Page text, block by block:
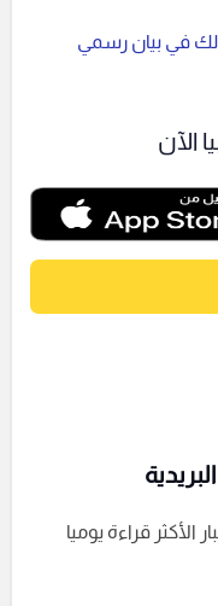
في بيان رسمي
الآن
الأكثر قراءة يوميا